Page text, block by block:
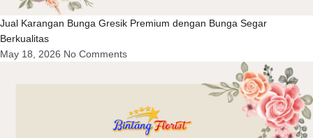
Jual Karangan Bunga Gresik Premium dengan Bunga Segar
Berkualitas
May 18, 2026 No Comments